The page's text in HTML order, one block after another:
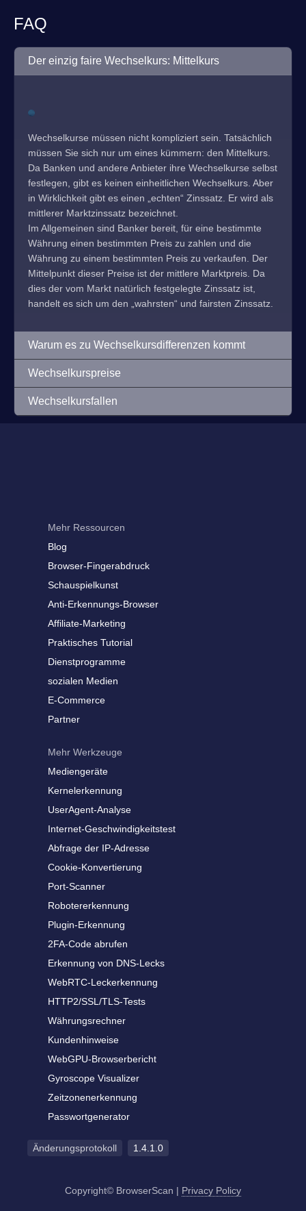
FAQ
Der einzig faire Wechselkurs: Mittelkurs
Wechselkurse müssen nicht kompliziert sein. Tatsächlich
müssen Sie sich nur um eines kümmern: den Mittelkurs.
Da Banken und andere Anbieter ihre Wechselkurse selbst
festlegen, gibt es keinen einheitlichen Wechselkurs. Aber
in Wirklichkeit gibt es einen „echten“ Zinssatz. Er wird als
mittlerer Marktzinssatz bezeichnet.
Im Allgemeinen sind Banker bereit, für eine bestimmte
Währung einen bestimmten Preis zu zahlen und die
Währung zu einem bestimmten Preis zu verkaufen. Der
Mittelpunkt dieser Preise ist der mittlere Marktpreis. Da
dies der vom Markt natürlich festgelegte Zinssatz ist,
handelt es sich um den „wahrsten“ und fairsten Zinssatz.
Warum es zu Wechselkursdifferenzen kommt
Wechselkurspreise
Wechselkursfallen
Mehr Ressourcen
Blog
Browser-Fingerabdruck
Schauspielkunst
Anti-Erkennungs-Browser
Affiliate-Marketing
Praktisches Tutorial
Dienstprogramme
sozialen Medien
E-Commerce
Partner
Mehr Werkzeuge
Mediengeräte
Kernelerkennung
UserAgent-Analyse
Internet-Geschwindigkeitstest
Abfrage der IP-Adresse
Cookie-Konvertierung
Port-Scanner
Robotererkennung
Plugin-Erkennung
2FA-Code abrufen
Erkennung von DNS-Lecks
WebRTC-Leckerkennung
HTTP2/SSL/TLS-Tests
Währungsrechner
Kundenhinweise
WebGPU-Browserbericht
Gyroscope Visualizer
Zeitzonenerkennung
Passwortgenerator
Änderungsprotokoll 1.4.1.0
Copyright© BrowserScan | Privacy Policy